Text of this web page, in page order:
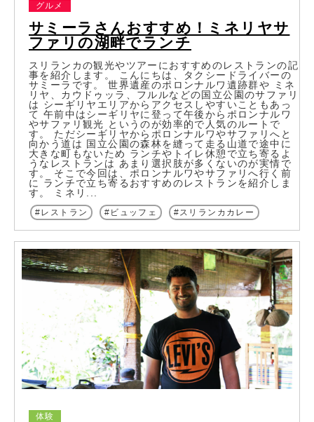
サミーラさんおすすめ！ミネリヤサ
ファリの湖畔でランチ
グルメ
スリランカの観光やツアーにおすすめのレストランの記
事を紹介します。 こんにちは、タクシードライバーの
サミーラです。 世界遺産のポロンナルワ遺跡群や ミネ
リヤ、カウドゥッラ、フルルなどの国立公園のサファリ
は シーギリヤエリアからアクセスしやすいこともあっ
て 午前中はシーギリヤに登って午後からポロンナルワ
やサファリ観光 というのが効率的で人気のルートで
す。 ただシーギリヤからポロンナルワやサファリへと
向かう道は 国立公園の森林を縫って走る山道で途中に
大きな町もないため ランチやトイレ休憩で立ち寄るよ
うなレストランは あまり選択肢が多くないのが実情で
す。 そこで今回は、ポロンナルワやサファリへ行く前
に ランチで立ち寄るおすすめのレストランを紹介しま
す。 ミネリ...
レストラン ビュッフェ スリランカカレー
体験